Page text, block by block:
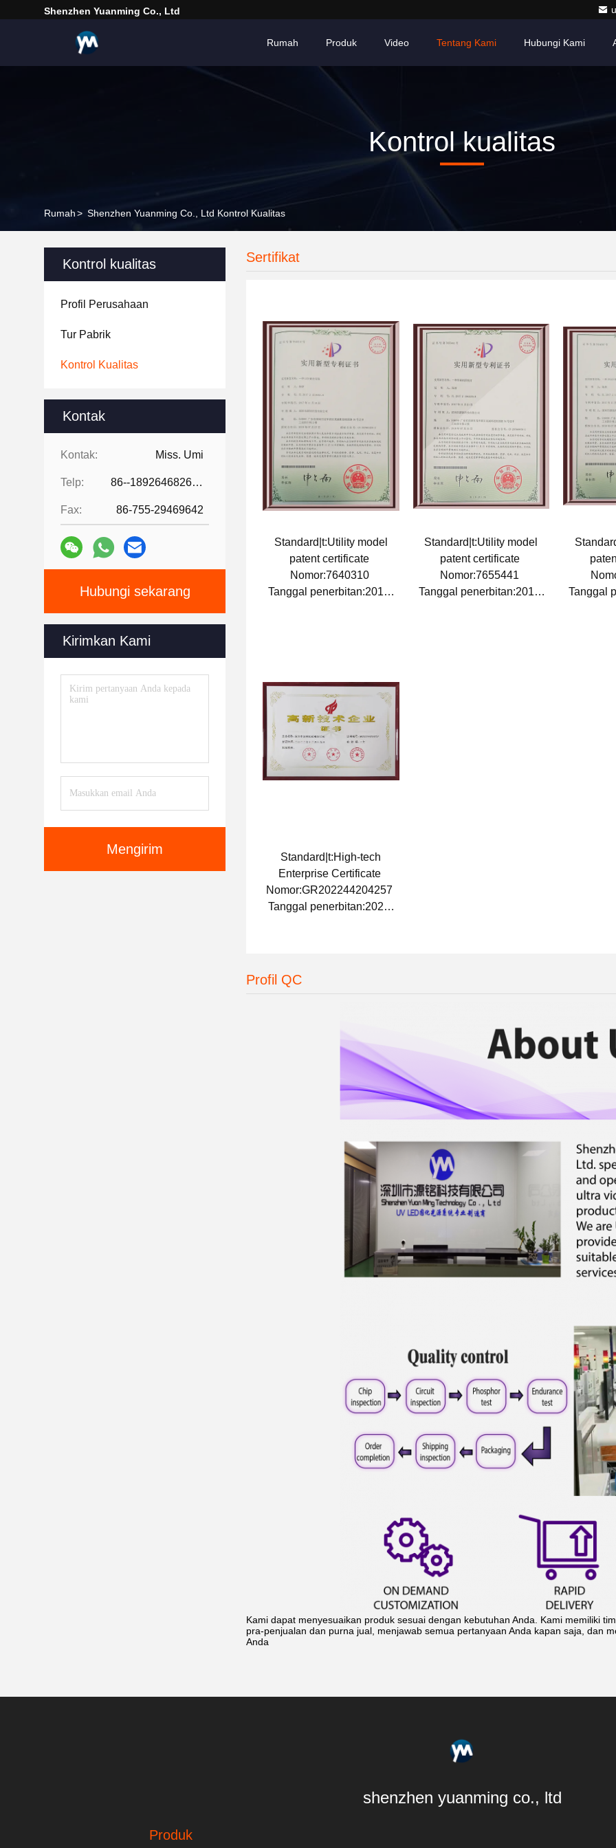
Shenzhen Yuanming Co., Ltd
Rumah Produk Video Tentang Kami Hubungi Kami
Kontrol kualitas
Rumah> Shenzhen Yuanming Co., Ltd Kontrol Kualitas
Kontrol kualitas
Profil Perusahaan
Tur Pabrik
Kontrol Kualitas
Kontak
Kontak: Miss. Umi
Telp: 86--18926468268-15989898006
Fax: 86-755-29469642
Hubungi sekarang
Kirimkan Kami
Mengirim
Sertifikat
Standard|t:Utility model
patent certificate
Nomor:7640310
Tanggal penerbitan:2017-
Standard|t:Utility model
patent certificate
Nomor:7655441
Tanggal penerbitan:2017-
Tanggal
Standard|t:High-tech
Enterprise Certificate
Nomor:GR202244204257
Tanggal penerbitan:2022-
Profil QC
Kami dapat menyesuaikan produk sesuai dengan kebutuhan Anda. Kami memiliki
pra-penjualan dan purna jual, menjawab semua pertanyaan Anda kapan saja, dan
Anda
shenzhen yuanming co., ltd
Produk